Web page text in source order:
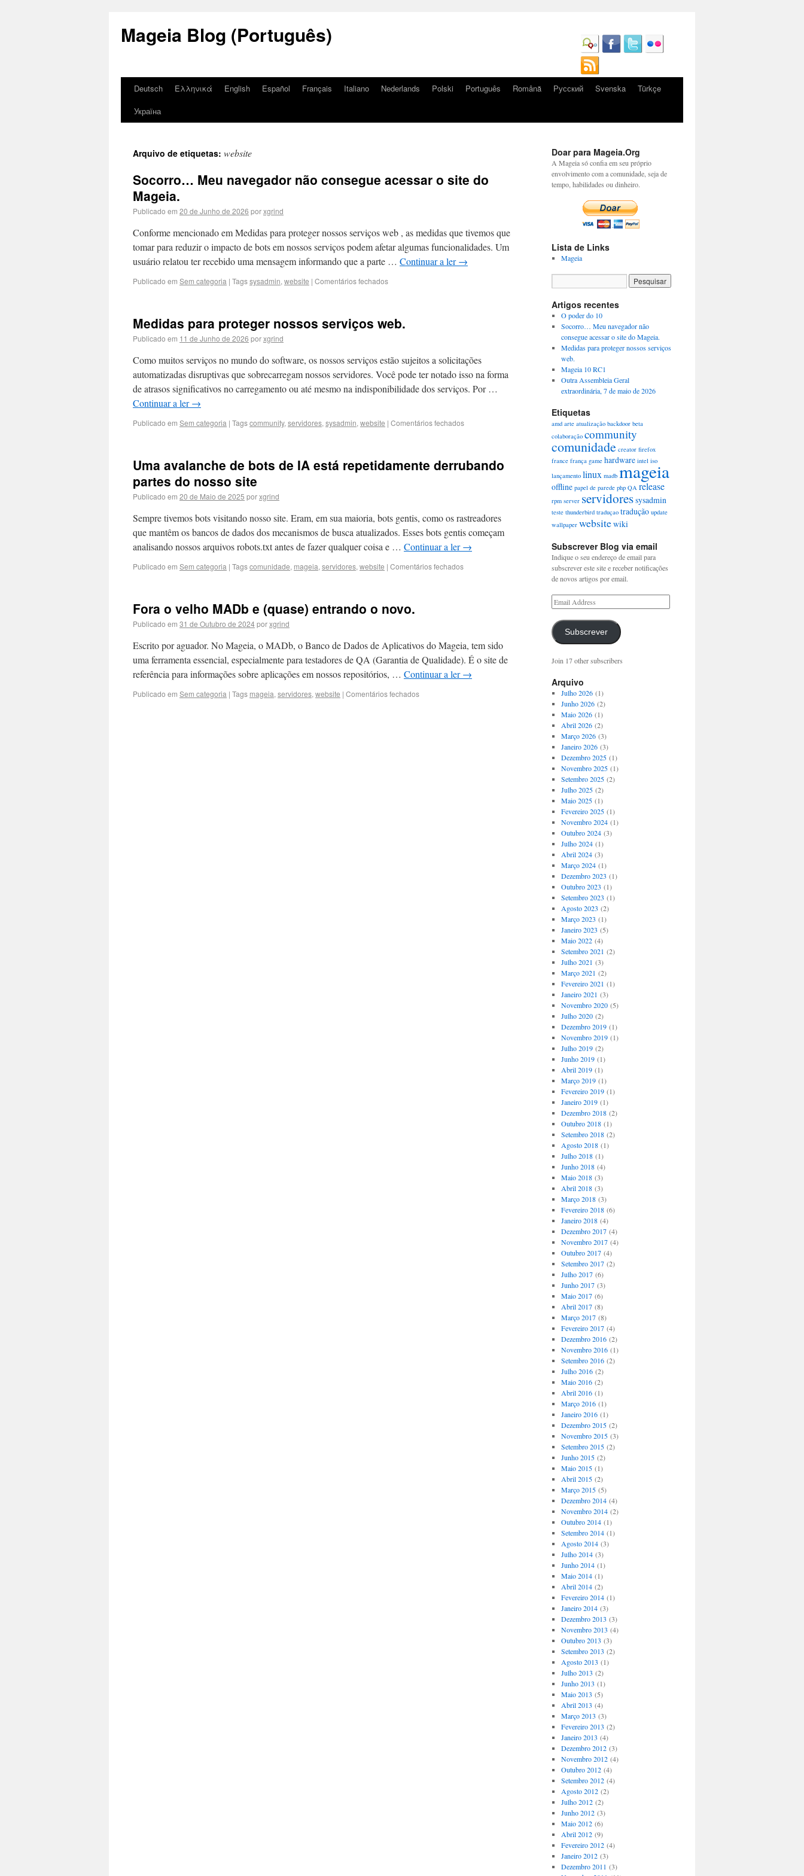
Mageia Blog (Português)
Deutsch Ελληνικά English Español Français Italiano Nederlands Polski Português Română Русский Svenska
Türkçe
Україна
Arquivo de etiquetas: website
Socorro… Meu navegador não consegue acessar o site do
Mageia.
Publicado em 20 de Junho de 2026 porxgrind
Conforme mencionado em Medidas para proteger nossos serviços web , as medidas que tivemos que
tomar para reduzir o impacto de bots em nossos serviços podem afetar algumas funcionalidades. Um
usuário relatou ter recebido uma mensagem informando que a parte … Continuar a ler→
Publicado em Sem categoria | Tagssysadmin, website | Comentários fechados
Medidas para proteger nossos serviços web.
Publicado em 11 de Junho de 2026 porxgrind
Como muitos serviços no mundo do software, os nossos serviços estão sujeitos a solicitações
automatizadas disruptivas que sobrecarregam nossos servidores. Você pode ter notado isso na forma
de atrasos significativos no carregamento ou até mesmo na indisponibilidade dos serviços. Por …
Continuar a ler→
Publicado em Sem categoria | Tagscommunity, servidores, sysadmin, website | Comentários fechados
Uma avalanche de bots de IA está repetidamente derrubando
partes do nosso site
Publicado em 20 de Maio de 2025 porxgrind
Sempre tivemos bots visitando nosso site. Eram, em sua maioria, bots gentis, como os rastreadores
que mantêm os bancos de dados dos mecanismos de busca atualizados. Esses bots gentis começam
analisando nossos arquivos robots.txt antes de fazer qualquer coisa e … Continuar a ler→
Publicado em Sem categoria | Tagscomunidade, mageia, servidores, website | Comentários fechados
Fora o velho MADb e (quase) entrando o novo.
Publicado em 31 de Outubro de 2024porxgrind
Escrito por aguador. No Mageia, o MADb, o Banco de Dados de Aplicativos do Mageia, tem sido
uma ferramenta essencial, especialmente para testadores de QA (Garantia de Qualidade). É o site de
referência para informações sobre aplicações em nossos repositórios, … Continuar a ler→
Publicado em Sem categoria | Tags mageia, servidores, website | Comentários fechados
Doar para Mageia.Org
A Mageia só confia em seu próprio
envolvimento com a comunidade, seja de
tempo, habilidades ou dinheiro.
Lista de Links
Mageia
Artigos recentes
O poder do 10
Socorro… Meu navegador não
consegue acessar o site do Mageia.
Medidas para proteger nossos serviços
web.
Mageia 10 RC1
Outra Assembleia Geral
extraordinária, 7 de maio de 2026
Etiquetas
amd arte atualização backdoor beta
colaboração community
comunidade creator firefox
france frança game hardware intel iso
lançamento linux madb mageia
offline papel de parede php QA release
rpm server servidoressysadmin
teste thunderbird traduçao tradução update
wallpaper websitewiki
Subscrever Blog via email
Indique o seu endereço de email para
subscrever este site e receber notificações
de novos artigos por email.
Subscrever
Join 17 other subscribers
Arquivo
Julho 2026(1)
Junho 2026(2)
Maio 2026(1)
Abril 2026(2)
Março 2026(3)
Janeiro 2026(3)
Dezembro 2025(1)
Novembro 2025(1)
Setembro 2025(2)
Julho 2025(2)
Maio 2025(1)
Fevereiro 2025(1)
Novembro 2024(1)
Outubro 2024(3)
Julho 2024(1)
Abril 2024(3)
Março 2024(1)
Dezembro 2023 (1)
Outubro 2023 (1)
Setembro 2023 (1)
Agosto 2023 (2)
Março 2023 (1)
Janeiro 2023 (5)
Maio 2022(4)
Setembro 2021 (2)
Julho 2021 (3)
Março 2021 (2)
Fevereiro 2021 (1)
Janeiro 2021 (3)
Novembro 2020(5)
Julho 2020(2)
Dezembro 2019(1)
Novembro 2019(1)
Julho 2019(2)
Junho 2019(1)
Abril 2019(1)
Março 2019(1)
Fevereiro 2019(1)
Janeiro 2019(1)
Dezembro 2018(2)
Outubro 2018(1)
Setembro 2018(2)
Agosto 2018(1)
Julho 2018(1)
Junho 2018(4)
Maio 2018(3)
Abril 2018(3)
Março 2018(3)
Fevereiro 2018(6)
Janeiro 2018(4)
Dezembro 2017(4)
Novembro 2017(4)
Outubro 2017(4)
Setembro 2017(2)
Julho 2017(6)
Junho 2017(3)
Maio 2017(6)
Abril 2017(8)
Março 2017(8)
Fevereiro 2017(4)
Dezembro 2016(2)
Novembro 2016(1)
Setembro 2016(2)
Julho 2016(2)
Maio 2016(2)
Abril 2016(1)
Março 2016(1)
Janeiro 2016(1)
Dezembro 2015(2)
Novembro 2015(3)
Setembro 2015(2)
Junho 2015(2)
Maio 2015(1)
Abril 2015(2)
Março 2015(5)
Dezembro 2014(4)
Novembro 2014(2)
Outubro 2014(1)
Setembro 2014(1)
Agosto 2014(3)
Julho 2014(3)
Junho 2014(1)
Maio 2014(1)
Abril 2014(2)
Fevereiro 2014(1)
Janeiro 2014(3)
Dezembro 2013 (3)
Novembro 2013 (4)
Outubro 2013 (3)
Setembro 2013 (2)
Agosto 2013 (1)
Julho 2013 (2)
Junho 2013 (1)
Maio 2013 (5)
Abril 2013 (4)
Março 2013 (3)
Fevereiro 2013 (2)
Janeiro 2013 (4)
Dezembro 2012(3)
Novembro 2012(4)
Outubro 2012(4)
Setembro 2012(4)
Agosto 2012(2)
Julho 2012(2)
Junho 2012(3)
Maio 2012(6)
Abril 2012(9)
Fevereiro 2012(4)
Janeiro 2012(3)
Dezembro 2011 (3)